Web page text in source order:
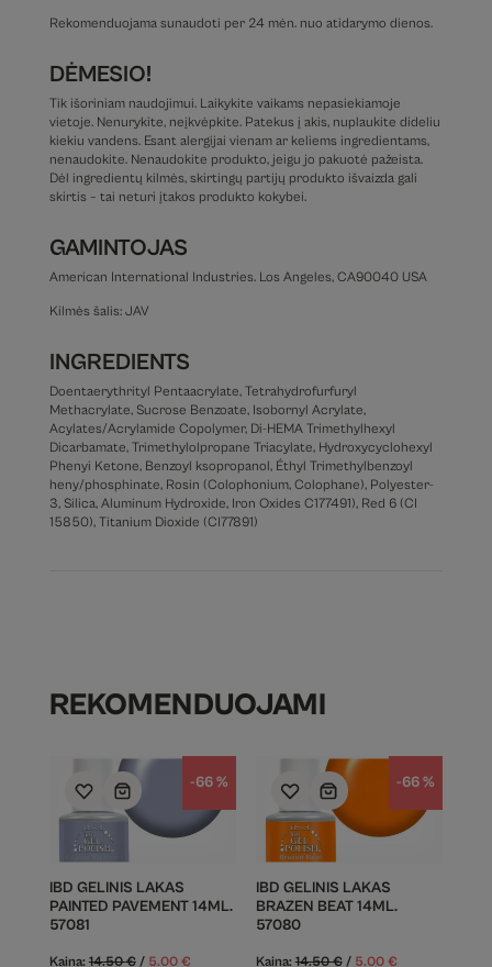
Rekomenduojama sunaudoti per 24 mėn. nuo atidarymo dienos.
DĖMESIO!
Tik išoriniam naudojimui. Laikykite vaikams nepasiekiamoje
vietoje. Nenurykite, neįkvėpkite. Patekus į akis, nuplaukite dideliu
kiekiu vandens. Esant alergijai vienam ar keliems ingredientams,
nenaudokite. Nenaudokite produkto, jeigu jo pakuotė pažeista.
Dėl ingredientų kilmės, skirtingų partijų produkto išvaizda gali
skirtis – tai neturi įtakos produkto kokybei.
GAMINTOJAS
American International Industries. Los Angeles, CA90040 USA
Kilmės šalis: JAV
INGREDIENTS
Doentaerythrityl Pentaacrylate, Tetrahydrofurfuryl
Methacrylate, Sucrose Benzoate, Isobornyl Acrylate,
Acylates/Acrylamide Copolymer, Di-HEMA Trimethylhexyl
Dicarbamate, Trimethylolpropane Triacylate, Hydroxycyclohexyl
Phenyi Ketone, Benzoyl ksopropanol, Éthyl Trimethylbenzoyl
heny/phosphinate, Rosin (Colophonium, Colophane), Polyester-
3, Silica, Aluminum Hydroxide, Iron Oxides C177491), Red 6 (CI
15850), Titanium Dioxide (CI77891)
REKOMENDUOJAMI
-66 %
IBD GELINIS LAKAS
PAINTED PAVEMENT 14ML.
57081
Kaina: 14.50€ / 5.00 €
-66 %
IBD GELINIS LAKAS
BRAZEN BEAT 14ML.
57080
Kaina:14.50€ / 5.00 €